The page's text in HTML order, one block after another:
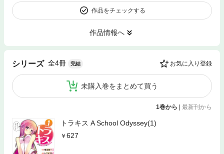
作品をチェックする
作品情報へ
シリーズ 全4冊 完結 お気に入り登録
未購入巻をまとめて買う
1巻から | 最新刊から
トラキス A School Odyssey(1)
627